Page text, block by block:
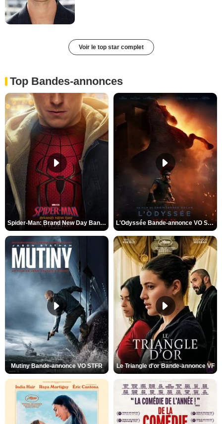
Voir le top star complet
Top Bandes-annonces
Spider-Man: Brand New Day Bande-annonce VO STFR L'Odyssée Bande-annonce VO STFR
Mutiny Bande-annonce VO STFR Le Triangle d'or Bande-annonce VF